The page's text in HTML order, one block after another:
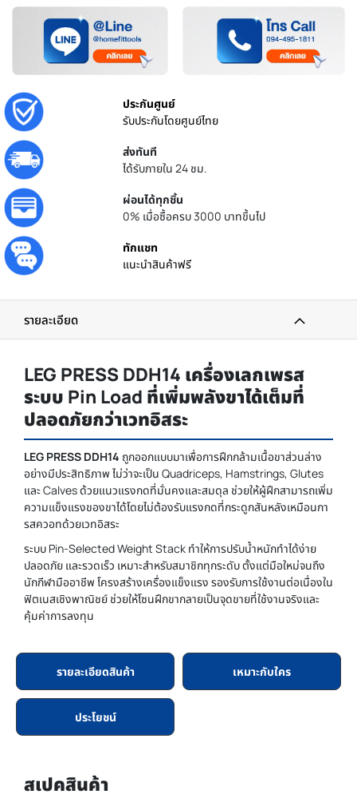
ประกันศูนย์
รับประกันโดยศูนย์ไทย
ส่งทันที
ได้รับภายใน 24 ชม.
ผ่อนได้ทุกชิ้น
0% เมื่อซื้อครบ 3000 บาทขึ้นไป
ทักแชท
แนะนำสินค้าฟรี
รายละเอียด
LEG PRESS DDH14 เครื่องเลกเพรส
ระบบ Pin Load ที่เพิ่มพลังขาได้เต็มที่
ปลอดภัยกว่าเวทอิสระ
LEG PRESS DDH14 ถูกออกแบบมาเพื่อการฝึกกล้ามเนื้อขาส่วนล่าง
อย่างมีประสิทธิภาพ ไม่ว่าจะเป็น Quadriceps, Hamstrings, Glutes
และ Calves ด้วยแนวแรงกดที่มั่นคงและสมดุล ช่วยให้ผู้ฝึกสามารถเพิ่ม
ความแข็งแรงของขาได้โดยไม่ต้องรับแรงกดที่กระดูกสันหลังเหมือนกา
รสควอทด้วยเวทอิสระ
ระบบ Pin-Selected Weight Stack ทำให้การปรับน้ำหนักทำได้ง่าย
ปลอดภัย และรวดเร็ว เหมาะสำหรับสมาชิกทุกระดับ ตั้งแต่มือใหม่จนถึง
นักกีฬามืออาชีพ โครงสร้างเครื่องแข็งแรง รองรับการใช้งานต่อเนื่องใน
ฟิตเนสเชิงพาณิชย์ ช่วยให้โซนฝึกขากลายเป็นจุดขายที่ใช้งานจริงและ
คุ้มค่าการลงทุน
รายละเอียดสินค้า เหมาะกับใคร
ประโยชน์
สเปคสินค้า